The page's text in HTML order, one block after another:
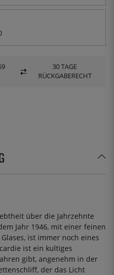
30 TAGE
RÜCKGABERECHT
über die Jahrzehnte
Jahr 1946, mit einer feinen
ist immer noch eines
ist ein kultiges
gibt, angenehm in der
der das Licht